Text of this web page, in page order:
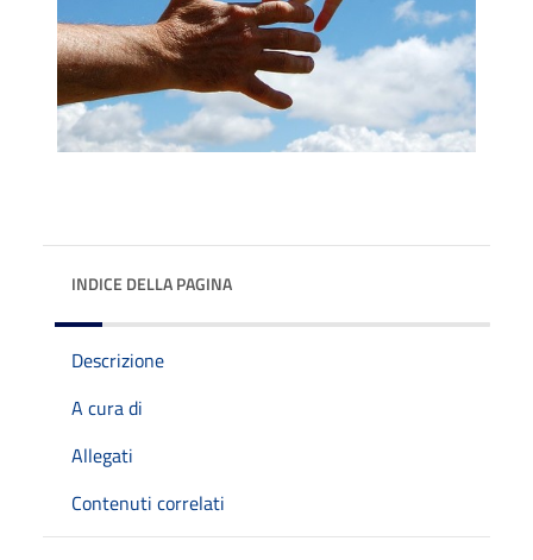
INDICE DELLA PAGINA
Descrizione
A cura di
Allegati
Contenuti correlati